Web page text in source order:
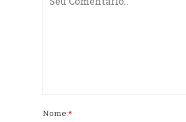
Nome:*